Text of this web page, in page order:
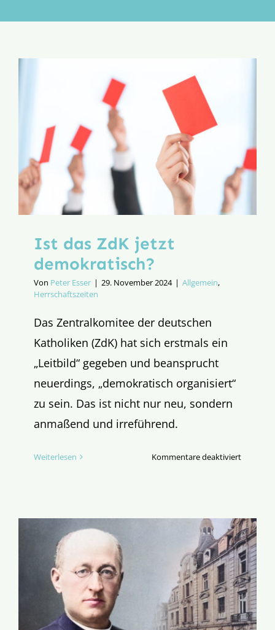
Aktion
Ist das ZdK jetzt
demokratisch?
Von Peter Esser | 29. November 2024 | Allgemein,
Herrschaftszeiten
Das Zentralkomitee der deutschen
Katholiken (ZdK) hat sich erstmals ein
„Leitbild“ gegeben und beansprucht
neuerdings, „demokratisch organisiert“
zu sein. Das ist nicht nur neu, sondern
anmaßend und irreführend.
Weiterlesen Kommentare deaktiviertfür